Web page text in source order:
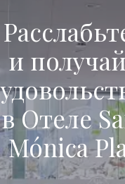
и
в Oтеле
Mónica